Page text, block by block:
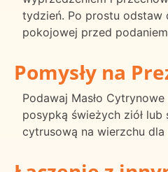
tydzień. Po prostu odstaw
pokojowej przed
Pomysły na
Podawaj Masło
posypką świeżych ziół lub
cytrusową na wierzchu